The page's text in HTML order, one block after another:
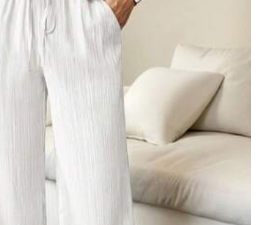
kangas kiristys
lomalle, k
ja konsertt
Naisten kevät/kesä korkeavyötäröiset pehmeät jousta